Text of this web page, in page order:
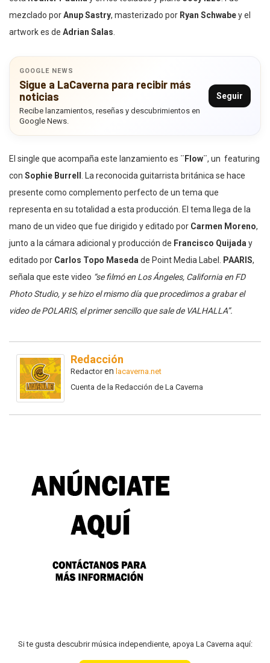
mezclado porAnup Sastry, masterizado por Ryan Schwabey el
artwork es de Adrian Salas
GOOGLE NEWS
Sigue a LaCaverna para recibir más
noticias
Recibe lanzamientos, reseñas y descubrimientos en
Google News.
Seguir
El single que acompaña este lanzamiento es ¨Flow¨, un featuring
con Sophie Burrell
. La reconocida guitarrista británica se hace
presente como complemento perfecto de un tema que
representa en su totalidad a esta producción. El tema llega de la
mano de un video que fue dirigido y editado por Carmen Moreno,
junto a la cámara adicional y producción de Francisco Quijada y
editado por Carlos Topo Maseda de Point Media Label. PAARIS,
señala que este video “se filmó en Los Ángeles, California en FD
Photo Studio, y se hizo el mismo día que procedimos a grabar el
video de POLARIS, el primer sencillo que sale de VALHALLA”.
Redacción
Redactoren lacaverna.net
Cuenta de la Redacción de La Caverna
Si te gusta descubrir música independiente, apoya La Caverna aquí: